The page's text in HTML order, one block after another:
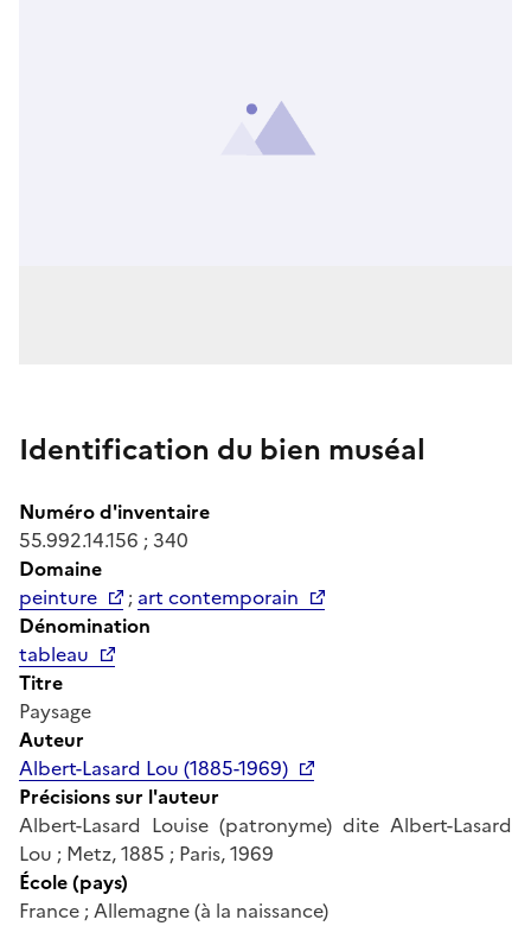
Identification du bien muséal
Numéro d'inventaire
55.992.14.156 ; 340
Domaine
peinture
; art contemporain
Dénomination
tableau
Titre
Paysage
Auteur
Albert-Lasard Lou (1885-1969)
Précisions sur l'auteur
Albert-Lasard Louise (patronyme) dite Albert-Lasard
Lou ; Metz, 1885 ; Paris, 1969
École (pays)
France ; Allemagne (à la naissance)